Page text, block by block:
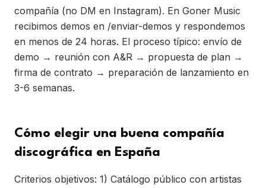
compañía (no DM en Instagram). En Goner Music
recibimos demos en /enviar-demos y respondemos
en menos de 24 horas. El proceso típico: envío de
demo → reunión con A&R → propuesta de plan →
firma de contrato → preparación de lanzamiento en
3-6 semanas.
Cómo elegir una buena compañía
discográfica en España
Criterios objetivos: 1) Catálogo público con artistas